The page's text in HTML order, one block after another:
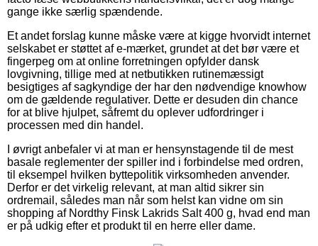
gange ikke særlig spændende.
Et andet forslag kunne måske være at kigge hvorvidt internet
selskabet er støttet af e-mærket, grundet at det bør være et
fingerpeg om at online forretningen opfylder dansk
lovgivning, tillige med at netbutikken rutinemæssigt
besigtiges af sagkyndige der har den nødvendige knowhow
om de gældende regulativer. Dette er desuden din chance
for at blive hjulpet, såfremt du oplever udfordringer i
processen med din handel.
I øvrigt anbefaler vi at man er hensynstagende til de mest
basale reglementer der spiller ind i forbindelse med ordren,
til eksempel hvilken byttepolitik virksomheden anvender.
Derfor er det virkelig relevant, at man altid sikrer sin
ordremail, således man når som helst kan vidne om sin
shopping af Nordthy Finsk Lakrids Salt 400 g, hvad end man
er på udkig efter et produkt til en herre eller dame.